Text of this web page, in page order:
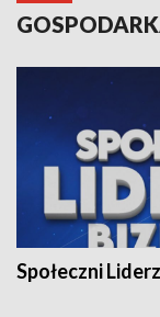
Społeczni